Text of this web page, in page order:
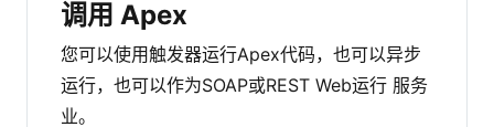
调用 Apex
您可以使用触发器运行Apex代码，也可以异步
运行，也可以作为SOAP或REST Web运行 服务
业。